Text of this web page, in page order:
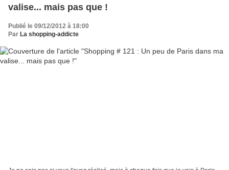
valise... mais pas que !
Publié le 09/12/2012 à 18:00
Par La shopping-addicte